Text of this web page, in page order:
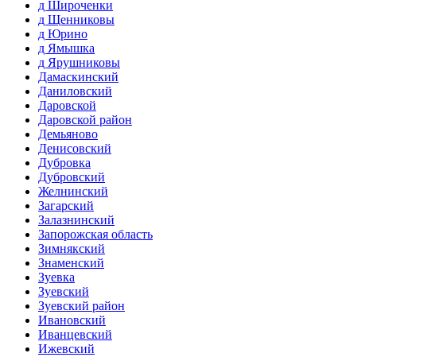
д Широченки
д Щенниковы
д Юрино
д Ямышка
д Ярушниковы
Дамаскинский
Даниловский
Даровской
Даровской район
Демьяново
Денисовский
Дубровка
Дубровский
Желнинский
Загарский
Залазнинский
Запорожская область
Зимнякский
Знаменский
Зуевка
Зуевский
Зуевский район
Ивановский
Иванцевский
Ижевский